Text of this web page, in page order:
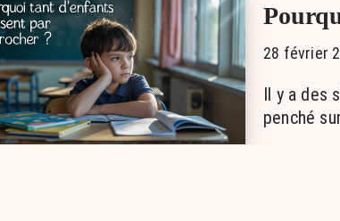
28 février
Il y a des
penché